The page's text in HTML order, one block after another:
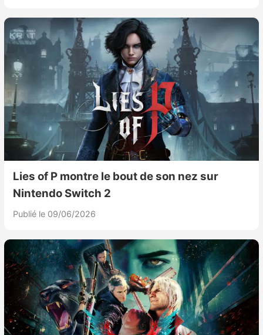
Lies of P montre le bout de son nez sur
Nintendo Switch 2
Publié le 09/06/2026